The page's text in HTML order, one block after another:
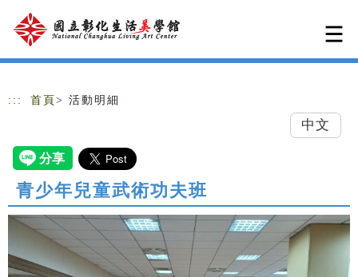
跳到主要內容
網站導覽
::: 首頁 > 活動明細
中文
青少年兒童武術功夫班